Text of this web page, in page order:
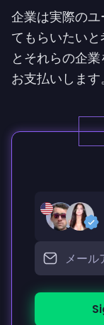
企業は実際の
てもらいたい
とそれらの企
お支払いします。